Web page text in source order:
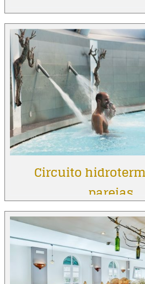
Circuito
parejas